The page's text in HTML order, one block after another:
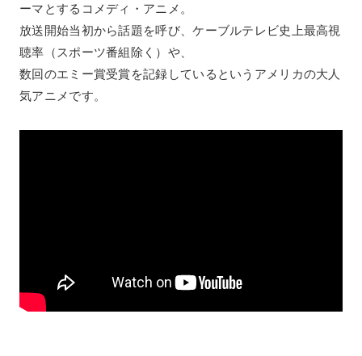
ーマとするコメディ・アニメ。
放送開始当初から話題を呼び、ケーブルテレビ史上最高視
聴率（スポーツ番組除く）や、
数回のエミー賞受賞を記録しているというアメリカの大人
気アニメです。